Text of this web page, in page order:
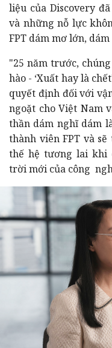
liệu của Discovery
và những nỗ lực
FPT dám mơ lớn,
"25 năm trước,
hào - ‘Xuất hay là
quyết định đối với
ngoặt cho Việt Nam
thần dám nghĩ dám
thành viên FPT và
thế hệ tương lai khi
trời mới của công